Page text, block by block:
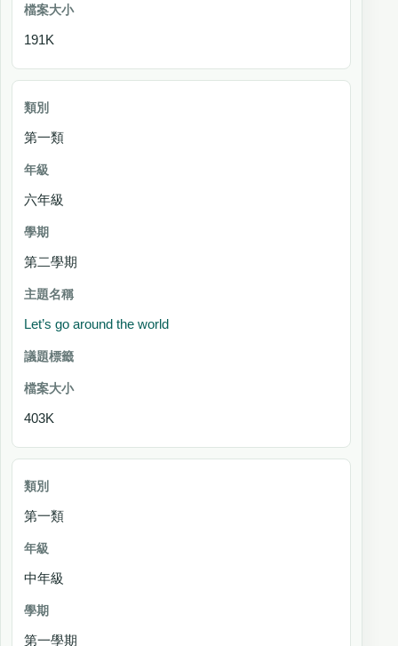
191K
第一類
六年級
第二學期
Let’s go around the world
403K
第一類
中年級
第一學期